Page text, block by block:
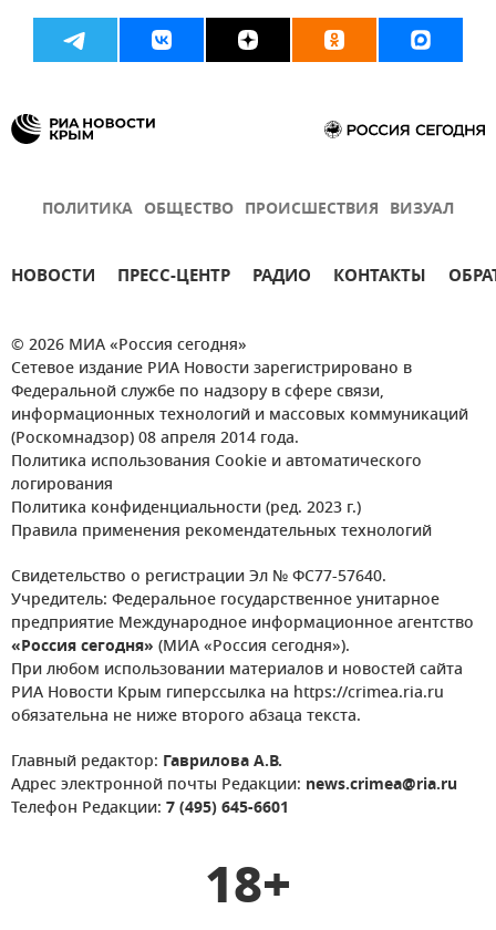
ПОЛИТИКА ОБЩЕСТВО ПРОИСШЕСТВИЯ ВИЗУАЛ
НОВОСТИ ПРЕСС-ЦЕНТР РАДИО КОНТАКТЫ
© 2026 МИА «Россия сегодня»
Сетевое издание РИА Новости зарегистрировано в
Федеральной службе по надзору в сфере связи,
информационных технологий и массовых коммуникаций
(Роскомнадзор) 08 апреля 2014 года.
Политика использования Cookie и автоматического
логирования
Политика конфиденциальности (ред. 2023 г.)
Правила применения рекомендательных технологий
Свидетельство о регистрации Эл № ФС77-57640.
Учредитель: Федеральное государственное унитарное
предприятие Международное информационное агентство
«Россия сегодня» (МИА «Россия сегодня»).
При любом использовании материалов и новостей сайта
РИА Новости Крым гиперссылка на https://crimea.ria.ru
обязательна не ниже второго абзаца текста.
Главный редактор: Гаврилова А.В.
Адрес электронной почты Редакции: news.crimea@ria.ru
Телефон Редакции: 7 (495) 645-6601
18+